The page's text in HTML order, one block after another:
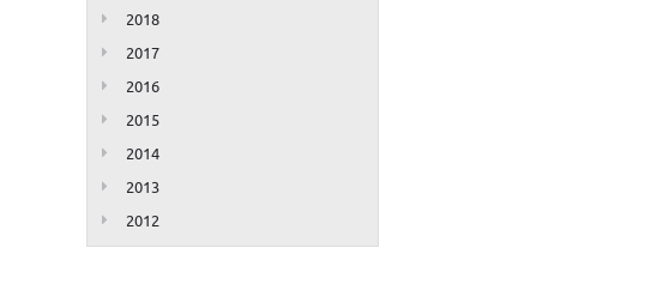
2018
2017
2016
2015
2014
2013
2012